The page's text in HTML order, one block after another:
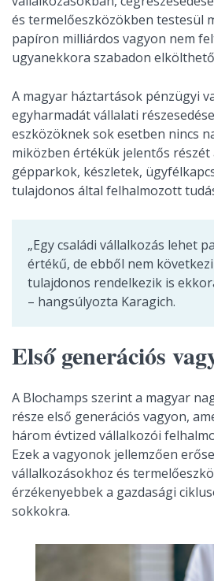
és termelőeszközökben testesül
papíron milliárdos vagyon nem
ugyanekkora szabadon
A magyar háztartások pénzügyi
egyharmadát vállalati
eszközöknek sok esetben nincs
miközben értékük jelentős részét
gépparkok, készletek,
tulajdonos által felhalmozott
„Egy családi vállalkozás lehet
értékű, de ebből nem
tulajdonos rendelkezik is
– hangsúlyozta Karagich.
Első generációs
A Blochamps szerint a magyar
része első generációs vagyon,
három évtized vállalkozói
Ezek a vagyonok jellemzően
vállalkozásokhoz és
érzékenyebbek a gazdasági
sokkokra.